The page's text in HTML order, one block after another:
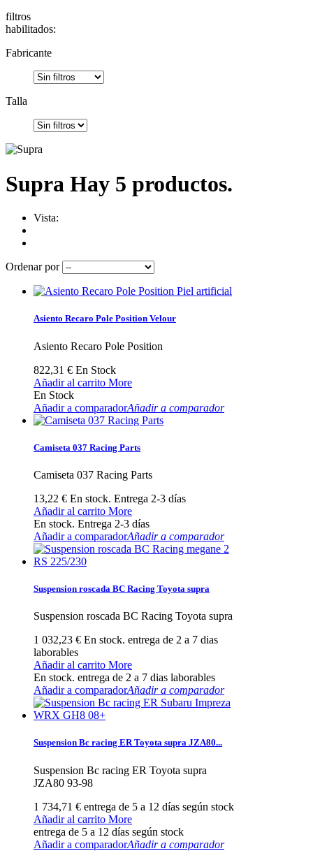
filtros
habilitados:
Fabricante
Talla
Supra Hay 5 productos.
Vista:
Ordenar por
Asiento Recaro Pole Position Velour
Asiento Recaro Pole Position
822,31 € En Stock
Añadir al carrito More
En Stock
Añadir a comparadorAñadir a comparador
Camiseta 037 Racing Parts
Camiseta 037 Racing Parts
13,22 € En stock. Entrega 2-3 días
Añadir al carrito More
En stock. Entrega 2-3 días
Añadir a comparadorAñadir a comparador
Suspension roscada BC Racing Toyota supra
Suspension roscada BC Racing Toyota supra
1 032,23 € En stock. entrega de 2 a 7 dias
laborables
Añadir al carrito More
En stock. entrega de 2 a 7 dias laborables
Añadir a comparadorAñadir a comparador
Suspension Bc racing ER Toyota supra JZA80...
Suspension Bc racing ER Toyota supra
JZA80 93-98
1 734,71 € entrega de 5 a 12 días según stock
Añadir al carrito More
entrega de 5 a 12 días según stock
Añadir a comparadorAñadir a comparador